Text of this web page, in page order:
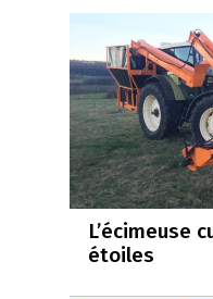
L’écimeuse
étoiles